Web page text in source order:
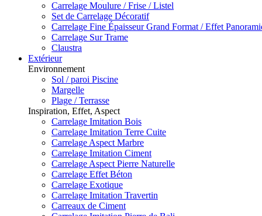
Carrelage Moulure / Frise / Listel
Set de Carrelage Décoratif
Carrelage Fine Épaisseur Grand Format / Effet
Carrelage Sur Trame
Claustra
Extérieur
Environnement
Sol / paroi Piscine
Margelle
Plage / Terrasse
Inspiration, Effet, Aspect
Carrelage Imitation Bois
Carrelage Imitation Terre Cuite
Carrelage Aspect Marbre
Carrelage Imitation Ciment
Carrelage Aspect Pierre Naturelle
Carrelage Effet Béton
Carrelage Exotique
Carrelage Imitation Travertin
Carreaux de Ciment